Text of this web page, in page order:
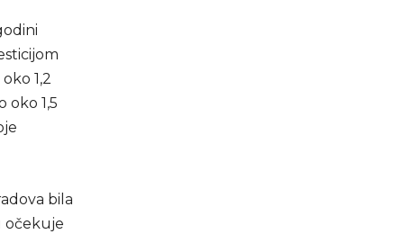
1,2
oko 1,5
bila
očekuje